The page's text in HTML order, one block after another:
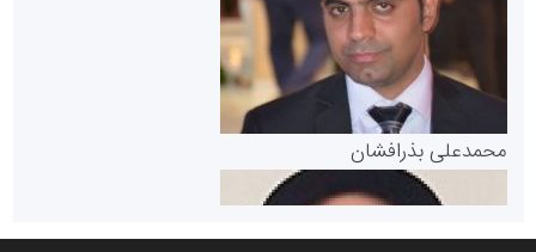
پایگاه خبری گفتمان یزد
مرجع اخبار موثق در بازارسرمایه
محمدعلی بذرافشان